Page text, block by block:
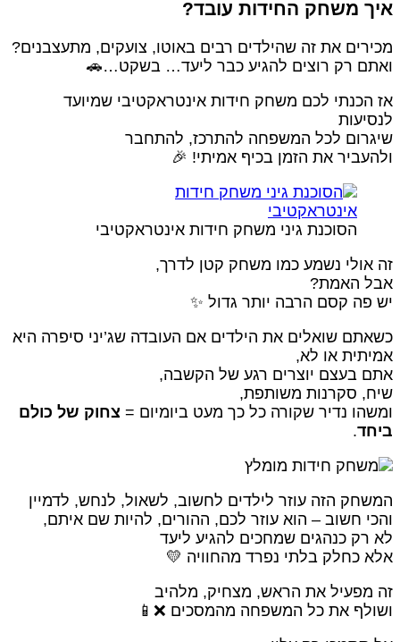
משחק החידות עובד?
את זה שהילדים רבים באוטו, צועקים, מתעצבנים?
רק רוצים להגיע כבר ליעד… בשקט…🚗
הכנתי לכם משחק חידות אינטראקטיבי שמיועד
לכל המשפחה להתרכז, להתחבר
את הזמן בכיף אמיתי! 🎉
הסוכנת גיני משחק חידות אינטראקטיבי
אולי נשמע כמו משחק קטן לדרך,
האמת?
פה קסם הרבה יותר גדול ✨
שואלים את הילדים אם העובדה שג’יני סיפרה היא
או לא,
בעצם יוצרים רגע של הקשבה,
סקרנות משותפת,
נדיר שקורה כל כך מעט ביומיום =צחוק של כולם
.
הזה עוזר לילדים לחשוב, לשאול, לנחש, לדמיין
חשוב – הוא עוזר לכם, ההורים, להיות שם איתם,
רק כנהגים שמחכים להגיע ליעד
כחלק בלתי נפרד מהחוויה 💛
מפעיל את הראש, מצחיק, מלהיב
את כל המשפחה מהמסכים ❌📱